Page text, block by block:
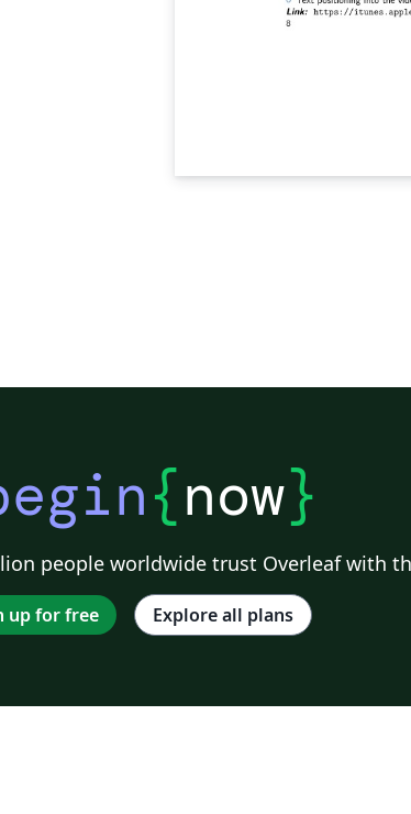
{now}
people worldwide trust Overleaf with
up for free Explore all plans